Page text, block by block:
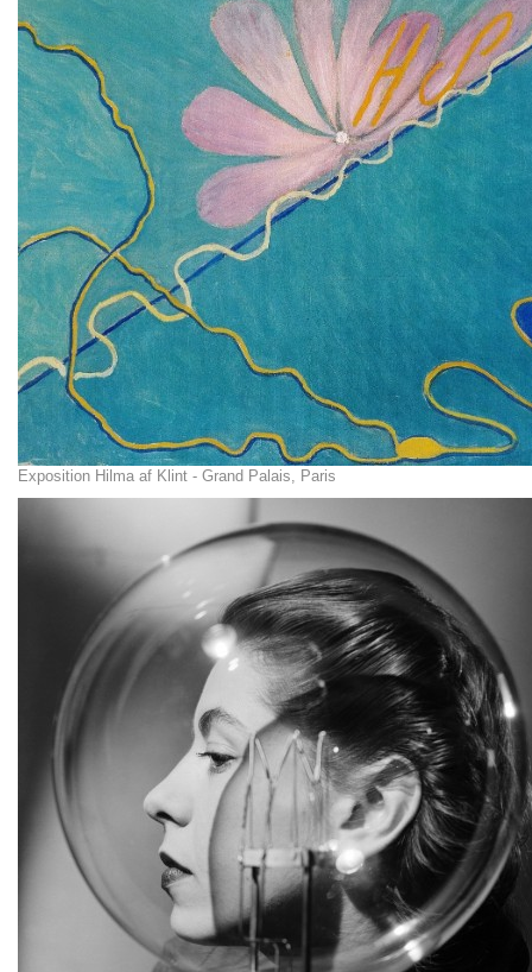
Exposition Hilma af Klint - Grand Palais, Paris